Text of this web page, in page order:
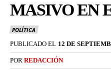
MASIVO EN
POLÍTICA
PUBLICADO EL 12 DE
POR REDACCIÓN